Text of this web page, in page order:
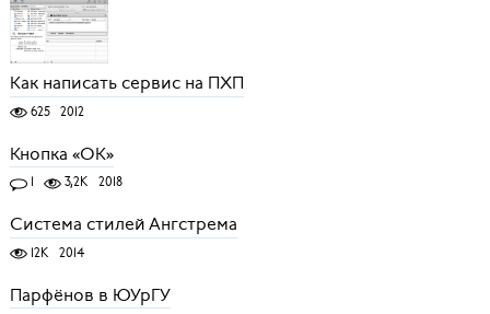
Как написать сервис на ПХП
625 2012
Кнопка «ОК»
1 3,2K 2018
Система стилей Ангстрема
12K 2014
Парфёнов в ЮУрГУ